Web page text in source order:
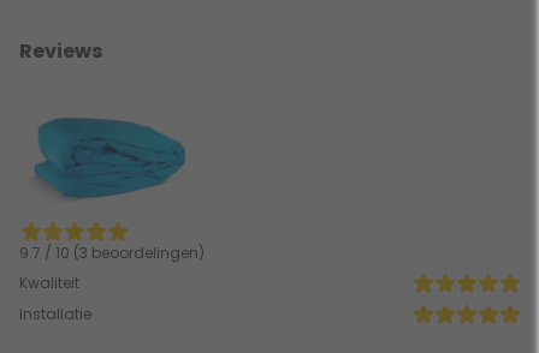
Reviews
9.7 / 10 (3 beoordelingen)
Kwaliteit
Installatie